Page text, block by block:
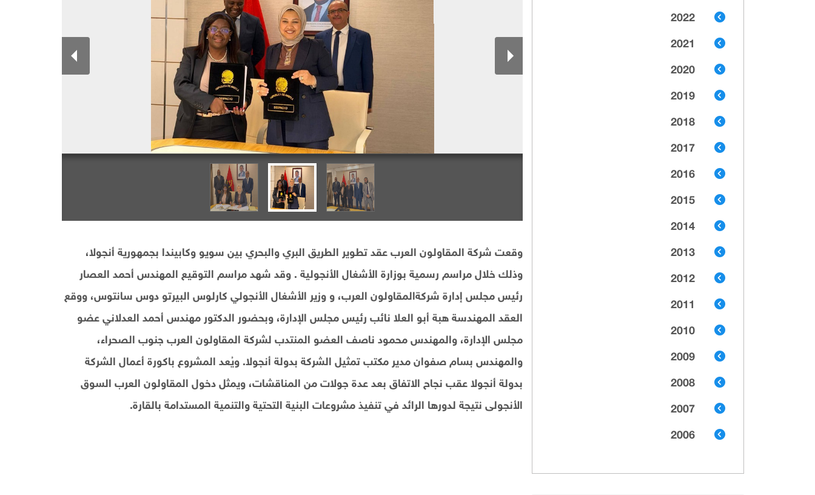
وقعت شركة المقاولون العرب عقد تطوير الطريق البري والبحري بين سويو وكابيندا بجمهورية أنجولا،
وذلك خلال مراسم رسمية بوزارة الأشغال الأنجولية . وقد شهد مراسم التوقيع المهندس أحمد العصار
رئيس مجلس إدارة شركةالمقاولون العرب، و وزير الأشغال الأنجولي كارلوس البيرتو دوس سانتوس، ووقع
العقد المهندسة هبة أبو العلا نائب رئيس مجلس الإدارة، وبحضور الدكتور مهندس أحمد العدلاني عضو
مجلس الإدارة، والمهندس محمود ناصف العضو المنتدب لشركة المقاولون العرب جنوب الصحراء،
والمهندس بسام صفوان مدير مكتب تمثيل الشركة بدولة أنجولا. ويُعد المشروع باكورة أعمال الشركة
بدولة أنجولا عقب نجاح الاتفاق بعد عدة جولات من المناقشات، ويمثل دخول المقاولون العرب السوق
الأنجولى نتيجة لدورها الرائد في تنفيذ مشروعات البنية التحتية والتنمية المستدامة بالقارة.
2022
2021
2020
2019
2018
2017
2016
2015
2014
2013
2012
2011
2010
2009
2008
2007
2006